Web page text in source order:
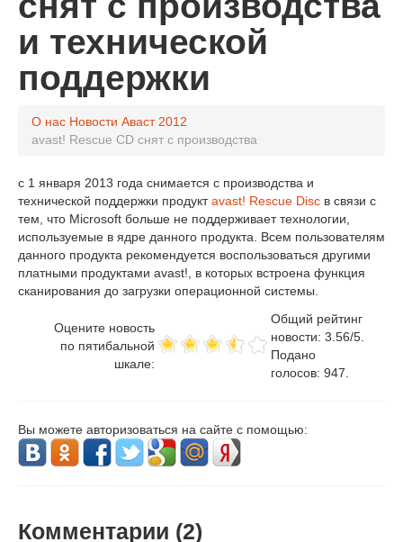
и технической
поддержки
О нас Новости Аваст 2012
avast! Rescue CD снят с производства
с 1 января 2013 года снимается с производства и
технической поддержки продуктavast! Rescue Disc в связи с
тем, что Microsoft больше не поддерживает технологии,
используемые в ядре данного продукта. Всем пользователям
данного продукта рекомендуется воспользоваться другими
платными продуктами avast!, в которых встроена функция
сканирования до загрузки операционной системы.
Оцените новость
по пятибальной
шкале:
Общий рейтинг
новости: 3.56/5.
Подано
голосов: 947
Вы можете авторизоваться на сайте с помощью:
Комментарии (2)